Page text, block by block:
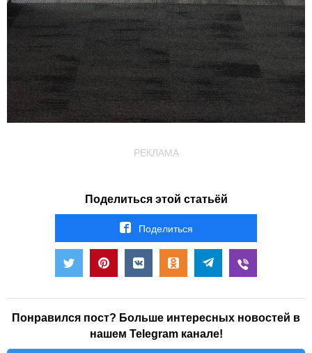
РЕКЛАМА
Поделиться этой статьёй
Поделиться
Понравился пост? Больше интересных новостей в
нашем Telegram канале!